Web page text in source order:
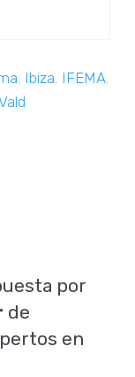
, Ibiza, IFEMA,
por
de
en